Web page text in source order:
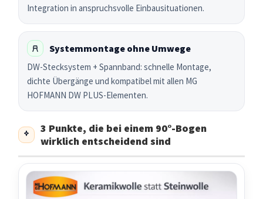
Integration in anspruchsvolle Einbausituationen.
Systemmontage ohne Umwege
DW-Stecksystem + Spannband: schnelle Montage,
dichte Übergänge und kompatibel mit allen MG
HOFMANN DW PLUS-Elementen.
3 Punkte, die bei einem 90°-Bogen
wirklich entscheidend sind